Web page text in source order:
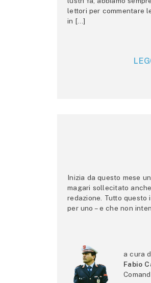
lettori per commentare
in […]
Inizia da questo mese
magari sollecitato
redazione. Tutto questo
per uno – e che non
a cura
Fabio